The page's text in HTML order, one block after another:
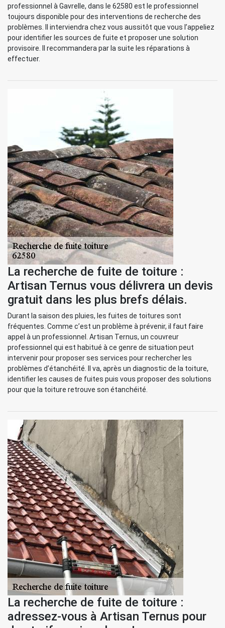
professionnel à Gavrelle, dans le 62580 est le professionnel
toujours disponible pour des interventions de recherche des
problèmes. Il interviendra chez vous aussitôt que vous l’appeliez
pour identifier les sources de fuite et proposer une solution
provisoire. Il recommandera par la suite les réparations à
effectuer.
La recherche de fuite de toiture :
Artisan Ternus vous délivrera un devis
gratuit dans les plus brefs délais.
Durant la saison des pluies, les fuites de toitures sont
fréquentes. Comme c’est un problème à prévenir, il faut faire
appel à un professionnel. Artisan Ternus, un couvreur
professionnel qui est habitué à ce genre de situation peut
intervenir pour proposer ses services pour rechercher les
problèmes d’étanchéité. Il va, après un diagnostic de la toiture,
identifier les causes de fuites puis vous proposer des solutions
pour que la toiture retrouve son étanchéité.
La recherche de fuite de toiture :
adressez-vous à Artisan Ternus pour